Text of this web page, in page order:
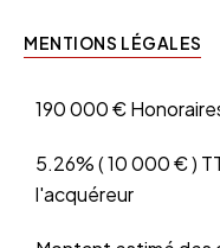
MENTIONS LÉGALES
190 000 €
5.26% ( 10 000 € )
l'acquéreur